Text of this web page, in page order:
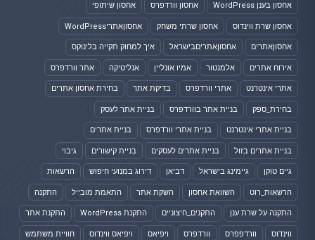
אחסון בענן WordPress אחסון וורדפרס אחסון שיתופי
אחסון שרת ווינדוס אחסון שרתי משחק אחסוןאתריWordPress
אחסוןאתרים אחסוןאתריםבישראל איך למחוק תקייה בלינוקס
אירוח אתרים אלמנטור אמיו אונליין אנליטיקה אתר וורדפרס
אתרי אינטרנט אתרי וורדפרס בדיקת אתר בחירת אחסון אתרים
בחירת_ספק בניית אתר בוורדפרס בניית אתר לעסק
בניית אתרי אינטרנט בניית אתרי וורדפרס בניית אתרים
בניית אתרים בזול בניית אתרים לעסקים בניית קישורים גיבוי
גיים טוקן גיימינג בישראל דביאן דירוג במנועי חיפוש הרשאות
הרשאות_רוט השוואת אחסון השקת אתר התאמת מובייל התקנה
התקנה על שרת ענן התקנים_חיצוניים התקנת WordPress התקנת אתר
ווינדוס וורדפפרס וורדפרס ויפיאס ויפיאס ווינדוס חוויית משתמש